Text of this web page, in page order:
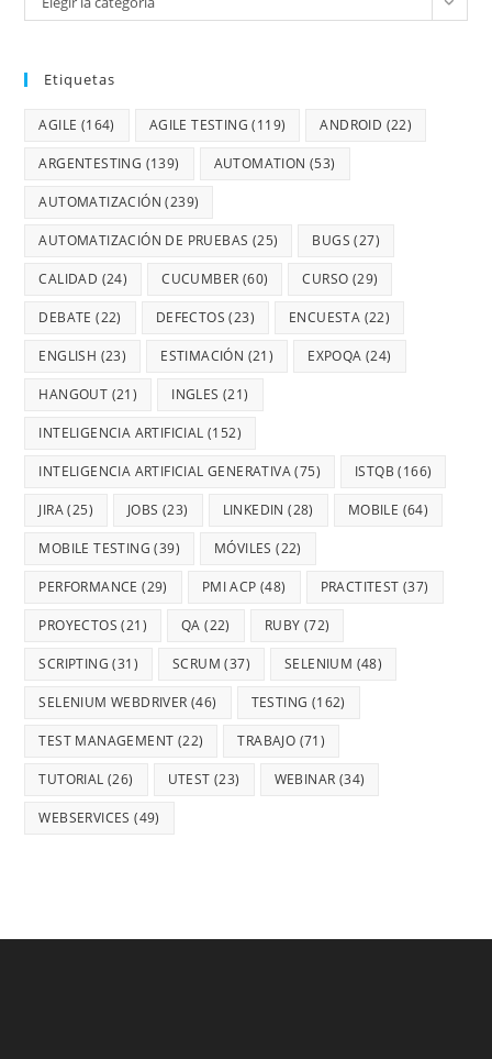
Etiquetas
AGILE (164) AGILE TESTING (119) ANDROID (22)
ARGENTESTING (139) AUTOMATION (53)
AUTOMATIZACIÓN (239)
AUTOMATIZACIÓN DE PRUEBAS (25) BUGS (27)
CALIDAD (24) CUCUMBER (60) CURSO (29)
DEBATE (22) DEFECTOS (23) ENCUESTA (22)
ENGLISH (23) ESTIMACIÓN (21) EXPOQA (24)
HANGOUT (21) INGLES (21)
INTELIGENCIA ARTIFICIAL (152)
INTELIGENCIA ARTIFICIAL GENERATIVA(75) ISTQB (166)
JIRA(25) JOBS (23) LINKEDIN (28) MOBILE (64)
MOBILE TESTING (39) MÓVILES (22)
PERFORMANCE (29) PMI ACP (48) PRACTITEST (37)
PROYECTOS (21) QA (22) RUBY (72)
SCRIPTING (31) SCRUM (37) SELENIUM (48)
SELENIUM WEBDRIVER (46) TESTING (162)
TEST MANAGEMENT (22) TRABAJO (71)
TUTORIAL (26) UTEST (23) WEBINAR (34)
WEBSERVICES (49)